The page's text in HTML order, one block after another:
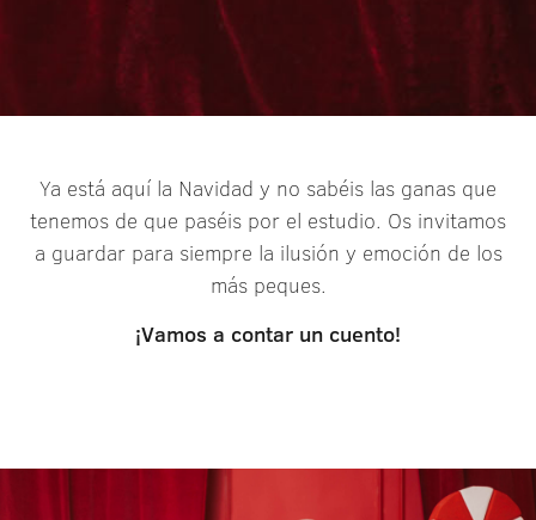
Ya está aquí la Navidad y no sabéis las ganas que
tenemos de que paséis por el estudio. Os invitamos
a guardar para siempre la ilusión y emoción de los
más peques.
¡Vamos a contar un cuento!